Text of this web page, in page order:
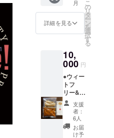
12月末
日迄に
なりま
お食事
券×1 ※
ご来店
ご提示
くださ
い。 ※
一回の
ご来店
で複数
枚ご利
用いた
だけま
す。 ※
お食事
レー
ン）×3
枚 ●
スー
パーグ
使用の
ウィー
トフ
リー&グ
ルテン
フリー
ピザ
（アマ
ランサ
ス）×3
枚 お礼
月
詳細を見る
こ
の
リ
タ
ー
ン
を
選
択
す
る
10,
000 円
●ウィー
トフ
リー&グ
ルテン
フリー
のペア
お食事
セット
支援
者：
6人
お届
け予